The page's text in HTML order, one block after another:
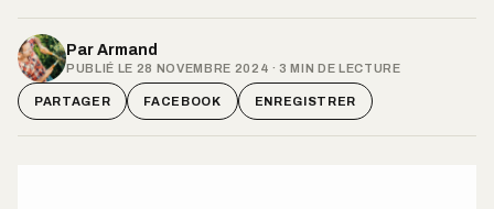
Par Armand
PUBLIÉ LE 28 NOVEMBRE 2024 · 3 MIN DE LECTURE
PARTAGER FACEBOOK ENREGISTRER